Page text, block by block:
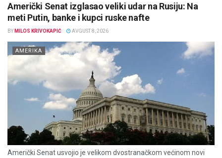
Američki Senat izglasao veliki udar na Rusiju: Na
meti Putin, banke i kupci ruske nafte
BY MILOS KRIVOKAPIĆ AVGUST 8, 2026
AMERIKA
Američki Senat usvojio je velikom dvostranačkom većinom novi